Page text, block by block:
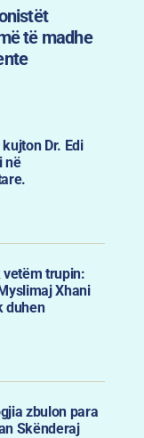
të madhe
Dr. Edi
në
trupin:
Xhani
duhen
zbulon para
Skënderaj